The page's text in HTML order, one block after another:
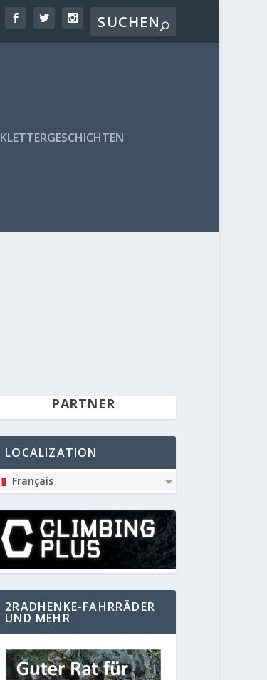
KLETTERGESCHICHTEN
PARTNER
LOCALIZATION
Français
2RADHENKE-FAHRRÄDER
UND MEHR